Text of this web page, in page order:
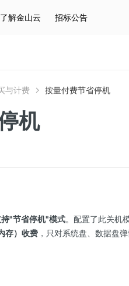
了解金山云 招标公告
与计费 按量付费节省停机
机
"节省停机"模式。配置了此关机
存）收费 ，只对系统盘、数据盘